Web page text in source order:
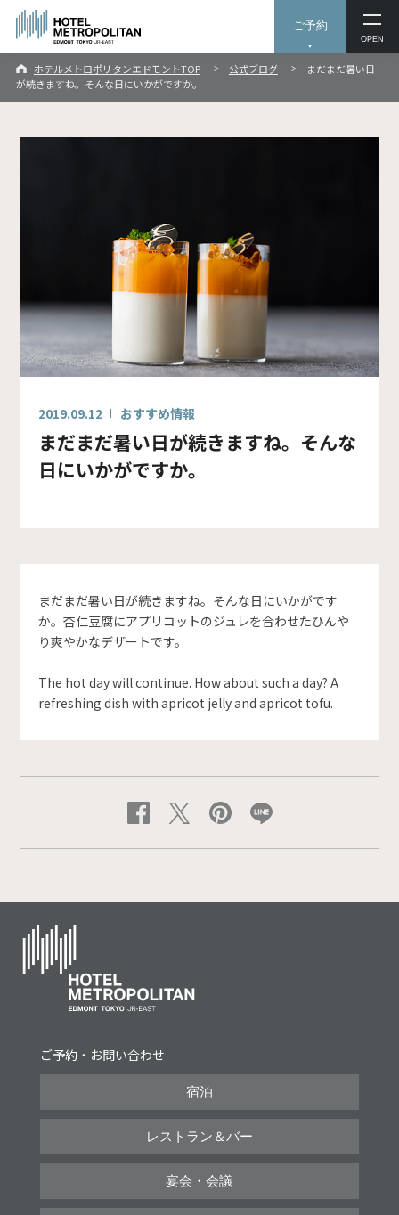
ご予約
OPEN
ホテルメトロポリタンエドモントTOP 公式ブログ
まだまだ暑い日
が続きますね。そんな日にいかがですか。
2019.09.12 おすすめ情報
まだまだ暑い日が続きますね。そんな
日にいかがですか。
まだまだ暑い日が続きますね。そんな日にいかがです
か。杏仁豆腐にアプリコットのジュレを合わせたひんや
り爽やかなデザートです。
The hot day will continue. How about such a day? A
refreshing dish with apricot jelly and apricot tofu.
ご予約・お問い合わせ
宿泊
レストラン＆バー
宴会・会議